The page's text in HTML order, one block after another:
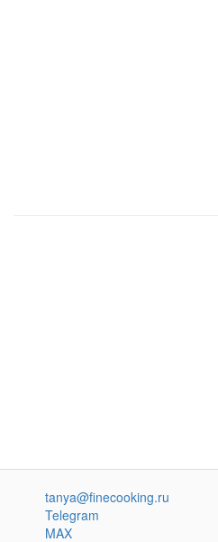
tanya@finecooking.ru
Telegram
MAX